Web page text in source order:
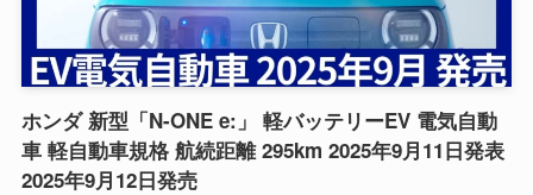
ホンダ 新型「N-ONE e:」 軽バッテリーEV 電気自動
車 軽自動車規格 航続距離 295km 2025年9月11日発表
2025年9月12日発売